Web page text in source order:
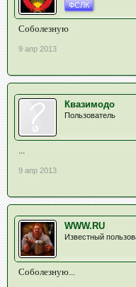
ФСЛК
Соболезную
9 апр 2013
Квазимодо
Пользователь
...
9 апр 2013
WWW.RU
Известный
Соболезную...